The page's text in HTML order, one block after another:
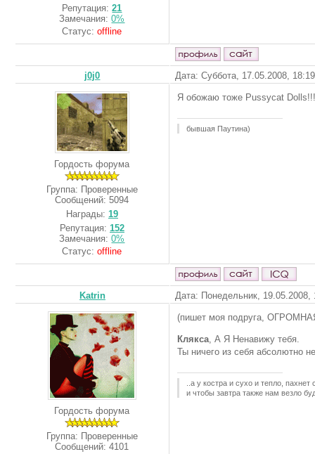
Репутация:21
Замечания:0%
Статус:offline
j0j0 Дата: Суббота, 17.05.2008,
Гордость форума
Группа: Проверенные
Сообщений:5094
Награды: 19
Репутация: 152
Замечания:0%
Статус:offline
Я обожаю тоже Pussycat
бывшая Паутина)
Katrin Дата: Понедельник,
Гордость форума
Группа: Проверенные
Сообщений:4101
(пишет моя подруга,
Клякса, А Я Ненавижу тебя.
Ты ничего из себя абсолютно
..а у костра и сухо и тепло, пахнет
и чтобы завтра также нам везло